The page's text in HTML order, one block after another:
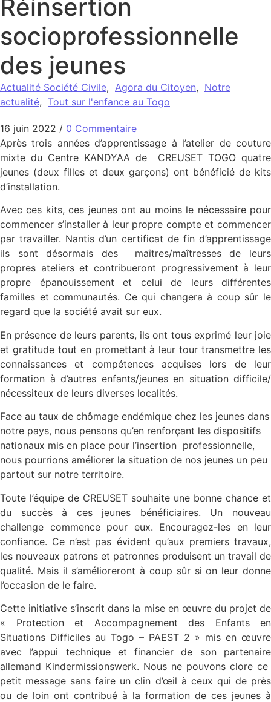
Réinsertion
socioprofessionnelle
des jeunes
Actualité Société Civile, Agora du Citoyen, Notre
actualité, Tout sur l'enfance au Togo
16 juin 2022 / 0 Commentaire
Après trois années d’apprentissage à l’atelier de couture
mixte du Centre KANDYAA de CREUSET TOGO quatre
jeunes (deux filles et deux garçons) ont bénéficié de kits
d’installation.
Avec ces kits, ces jeunes ont au moins le nécessaire pour
commencer s’installer à leur propre compte et commencer
par travailler. Nantis d’un certificat de fin d’apprentissage
ils sont désormais des maîtres/maîtresses de leurs
propres ateliers et contribueront progressivement à leur
propre épanouissement et celui de leurs différentes
familles et communautés. Ce qui changera à coup sûr le
regard que la société avait sur eux.
En présence de leurs parents, ils ont tous exprimé leur joie
et gratitude tout en promettant à leur tour transmettre les
connaissances et compétences acquises lors de leur
formation à d’autres enfants/jeunes en situation difficile/
nécessiteux de leurs diverses localités.
Face au taux de chômage endémique chez les jeunes dans
notre pays, nous pensons qu’en renforçant les dispositifs
nationaux mis en place pour l’insertion professionnelle,
nous pourrions améliorer la situation de nos jeunes un peu
partout sur notre territoire.
Toute l’équipe de CREUSET souhaite une bonne chance et
du succès à ces jeunes bénéficiaires. Un nouveau
challenge commence pour eux. Encouragez-les en leur
confiance. Ce n’est pas évident qu’aux premiers travaux,
les nouveaux patrons et patronnes produisent un travail de
qualité. Mais il s’amélioreront à coup sûr si on leur donne
l’occasion de le faire.
Cette initiative s’inscrit dans la mise en œuvre du projet de
« Protection et Accompagnement des Enfants en
Situations Difficiles au Togo – PAEST 2 » mis en œuvre
avec l’appui technique et financier de son partenaire
allemand Kindermissionswerk. Nous ne pouvons clore ce
petit message sans faire un clin d’œil à ceux qui de près
ou de loin ont contribué à la formation de ces jeunes à